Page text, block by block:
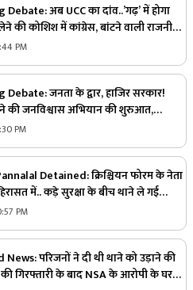
अब UCC का दांव..’गढ़’ में होगा
की कोशिश में कांग्रेस, बांटने वाली राजनीति
जवाब?
PM
जनता के द्वार, हाजिर सरकार!
की जनविश्वास अभियान की शुरुआत,
क्या मजबूत होगी जमीनी पकड़
PM
Detained: क्रिश्चियन फोरम के नेता
में.. कड़े सुरक्षा के बीच थाने ले गई
आरोप
PM
परिजनों ने दी थी थाने को उड़ाने की
गिरफ्तारी के बाद NSA के आरोपी के घर